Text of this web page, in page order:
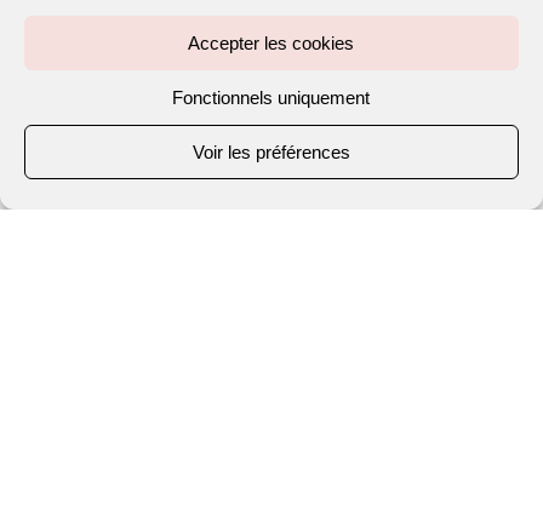
Accepter les cookies
Fonctionnels uniquement
Voir les préférences